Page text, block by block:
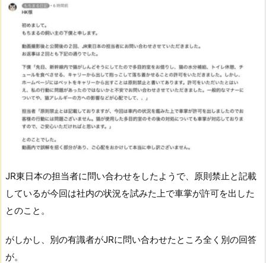
JR東日本の担当者に問い合わせをしたようで、原則禁止と記載
しているが今回は社内の状況を試みた上で車掌が許可を出した
とのこと。
がしかし、別の有識者がJRに問い合わせたところ全く別の回答
が。